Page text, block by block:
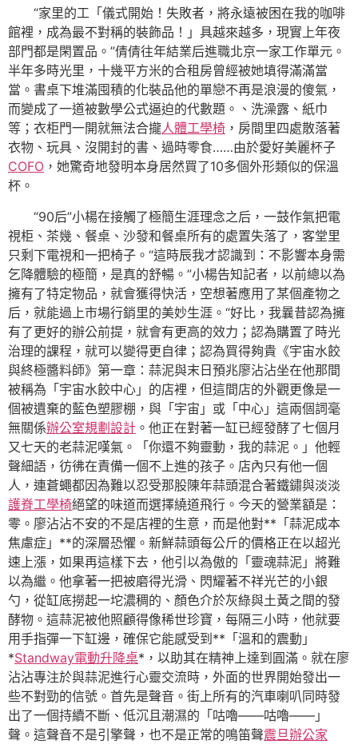
“家里的工「儀式開始！失敗者，將永遠被困在我的咖啡
館裡，成為最不對稱的裝飾品！」具越來越多，現實上年夜
部門都是閑置品。”倩倩往年結業后進職北京一家工作單元。
半年多時光里，十幾平方米的合租房曾經被她填得滿滿當
當。書桌下堆滿囤積的化裝品他的單戀不再是浪漫的傻氣，
而變成了一道被數學公式逼迫的代數題。、洗澡露、紙巾
等；衣柜門一開就無法合攏人體工學椅 ，房間里四處散落著
衣物、玩具、沒開封的書、過時零食……由於愛好美麗杯子
COFO ，她驚奇地發明本身居然買了10多個外形類似的保溫
杯。
“90后”小楊在接觸了極簡生涯理念之后，一鼓作氣把電
視柜、茶幾、餐桌、沙發和餐桌所有的處置失落了，客堂里
只剩下電視和一把椅子。“這時辰我才認識到：不影響本身需
乞降體驗的極簡，是真的舒暢。”小楊告知記者，以前總以為
擁有了特定物品，就會獲得快活，空想著應用了某個產物之
后，就能過上市場行銷里的美妙生涯。“好比，我曩昔認為擁
有了更好的辦公前提，就會有更高的效力；認為購置了時光
治理的課程，就可以變得更自律；認為買得夠貴《宇宙水餃
與終極醬料師》第一章：蒜泥與末日預兆廖沾沾坐在他那間
被稱為「宇宙水餃中心」的店裡，但這間店的外觀更像是一
個被遺棄的藍色塑膠棚，與「宇宙」或「中心」這兩個詞毫
無關係辦公室規劃設計 。他正在對著一缸已經發酵了七個月
又七天的老蒜泥嘆氣。「你還不夠靈動，我的蒜泥。」他輕
聲細語，彷彿在責備一個不上進的孩子。店內只有他一個
人，連蒼蠅都因為難以忍受那股陳年蒜頭混合著鐵鏽與淡淡
護脊工學椅絕望的味道而選擇繞道飛行。今天的營業額是：
零。廖沾沾不安的不是店裡的生意，而是他對**「蒜泥成本
焦慮症」**的深層恐懼。新鮮蒜頭每公斤的價格正在以超光
速上漲，如果再這樣下去，他引以為傲的「靈魂蒜泥」將難
以為繼。他拿著一把被磨得光滑、閃耀著不祥光芒的小銀
勺，從缸底撈起一坨濃稠的、顏色介於灰綠與土黃之間的發
酵物。這蒜泥被他照顧得像稀世珍寶，每隔三小時，他就要
用手指彈一下缸邊，確保它能感受到**「溫和的震動」
*Standway電動升降桌*，以助其在精神上達到圓滿。就在廖
沾沾專注於與蒜泥進行心靈交流時，外面的世界開始發出一
些不對勁的信號。首先是聲音。街上所有的汽車喇叭同時發
出了一個持續不斷、低沉且潮濕的「咕嚕——咕嚕——」
聲。這聲音不是引擎聲，也不是正常的鳴笛聲震旦辦公家